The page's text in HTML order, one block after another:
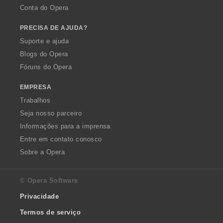
Conta do Opera
PRECISA DE AJUDA?
Suporte e ajuda
Blogs do Opera
Fóruns do Opera
EMPRESA
Trabalhos
Seja nosso parceiro
Informações para a imprensa
Entre em contato conosco
Sobre a Opera
© Opera Software
Privacidade
Termos de serviço